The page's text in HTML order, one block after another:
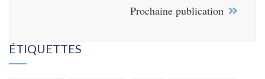
Prochaine publication
ÉTIQUETTES